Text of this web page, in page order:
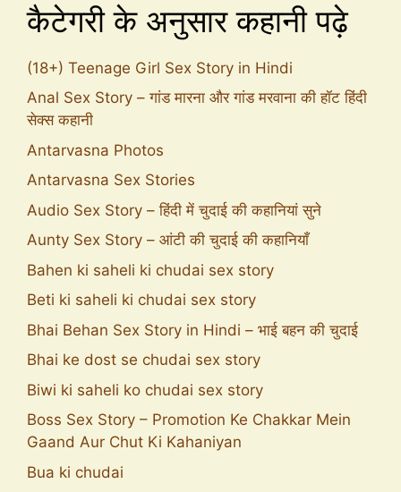
कैटेगरी के अनुसार कहानी पढ़े
(18+) Teenage Girl Sex Story in Hindi
Anal Sex Story – गांड मारना और गांड मरवाना की हॉट हिंदी
सेक्स कहानी
Antarvasna Photos
Antarvasna Sex Stories
Audio Sex Story – हिंदी में चुदाई की कहानियां सुने
Aunty Sex Story – आंटी की चुदाई की कहानियाँ
Bahen ki saheli ki chudai sex story
Beti ki saheli ki chudai sex story
Bhai Behan Sex Story in Hindi – भाई बहन की चुदाई
Bhai ke dost se chudai sex story
Biwi ki saheli ko chudai sex story
Boss Sex Story – Promotion Ke Chakkar Mein
Gaand Aur Chut Ki Kahaniyan
Bua ki chudai